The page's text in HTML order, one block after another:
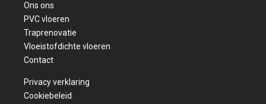
Ons ons
PVC vloeren
Traprenovatie
Vloeistofdichte vloeren
Contact
Privacy verklaring
Cookiebeleid